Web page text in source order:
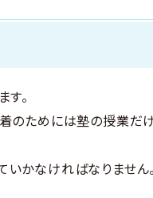
。
のためには塾の授業だけ
かなければなりません。